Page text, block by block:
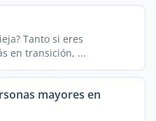
Tanto si eres
en transición, ...
mayores en